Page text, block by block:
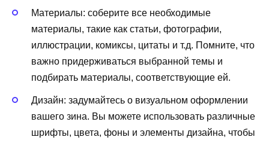
Материалы: соберите все необходимые
материалы, такие как статьи, фотографии,
иллюстрации, комиксы, цитаты и т.д. Помните, что
важно придерживаться выбранной темы и
подбирать материалы, соответствующие ей.
Дизайн: задумайтесь о визуальном оформлении
вашего зина. Вы можете использовать различные
шрифты, цвета, фоны и элементы дизайна, чтобы